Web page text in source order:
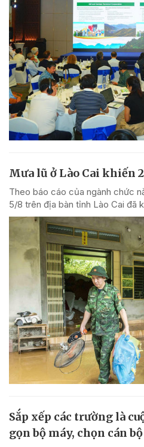
Mưa lũ ở Lào Cai khiến
Theo báo cáo của ngành chức
5/8 trên địa bàn tỉnh Lào Cai đã
Sắp xếp các trường là
gọn bộ máy, chọn cán